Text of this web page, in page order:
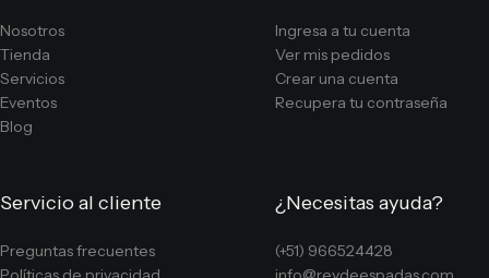
Nosotros
Tienda
Servicios
Eventos
Blog
Ingresa a tu cuenta
Ver mis pedidos
Crear una cuenta
Recupera tu contraseña
Servicio al cliente
Preguntas frecuentes
¿Necesitas ayuda?
(+51) 966524428